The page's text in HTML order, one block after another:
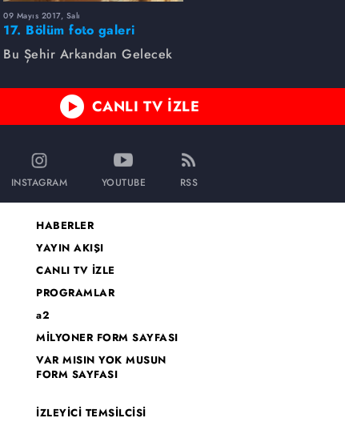
09 Mayıs 2017, Salı
17. Bölüm foto galeri
Bu Şehir Arkandan Gelecek
CANLI TV İZLE
INSTAGRAM YOUTUBE RSS
HABERLER
YAYIN AKIŞI
CANLI TV İZLE
PROGRAMLAR
a2
MİLYONER FORM SAYFASI
VAR MISIN YOK MUSUN
FORM SAYFASI
İZLEYİCİ TEMSİLCİSİ